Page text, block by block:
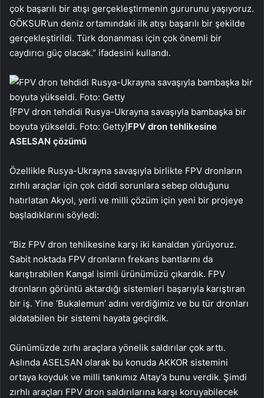
çok başarılı bir atışı gerçekleştirmenin gururunu yaşıyoruz.
GÖKSUR’un deniz ortamındaki ilk atışı başarılı bir şekilde
gerçekleştirildi. Türk donanması için çok önemli bir
caydırıcı güç olacak.” ifadesini kullandı.
[FPV dron tehdidi Rusya-Ukrayna savaşıyla bambaşka bir
boyuta yükseldi. Foto: Getty]FPV dron tehlikesine
ASELSAN çözümü
Özellikle Rusya-Ukrayna savaşıyla birlikte FPV dronların
zırhlı araçlar için çok ciddi sorunlara sebep olduğunu
hatırlatan Akyol, yerli ve milli çözüm için yeni bir projeye
başladıklarını söyledi:
“Biz FPV dron tehlikesine karşı iki kanaldan yürüyoruz.
Sabit noktada FPV dronların frekans bantlarını da
karıştırabilen Kangal isimli ürünümüzü çıkardık. FPV
dronların görüntü aktardığı sistemleri başarıyla karıştıran
bir iş. Yine ‘Bukalemun’ adını verdiğimiz ve bu tür dronları
aldatabilen bir sistemi hayata geçirdik.
Günümüzde zırhı araçlara yönelik saldırılar çok arttı.
Aslında ASELSAN olarak bu konuda AKKOR sistemini
ortaya koyduk ve milli tankımız Altay’a bunu verdik. Şimdi
zırhlı araçları FPV dron saldırılarına karşı koruyabilecek